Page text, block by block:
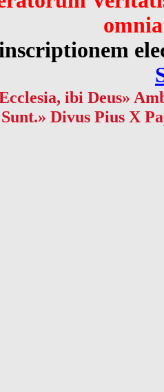
ibi Deus»
Sunt.» Divus Pius X